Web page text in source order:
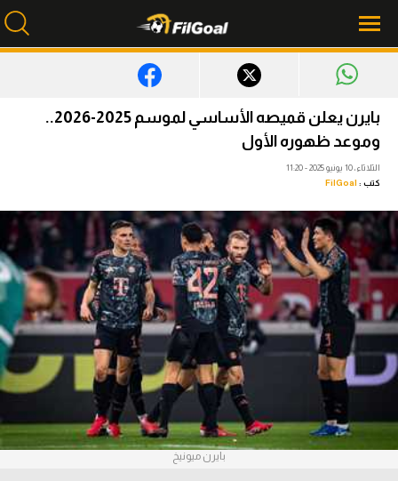
محتوى إخباري
الرئيسية
أخبار
مباريات
ميركاتو
فانتازي في الجول
مسابقة التوقعات
فيديوهات
عدسات
آراء حرة
بايرن يعلن قميصه الأساسي لموسم 2025-2026..
وموعد ظهوره الأول
الثلاثاء، 10 يونيو 2025 - 11:20
كتب : FilGoal
بايرن ميونيخ